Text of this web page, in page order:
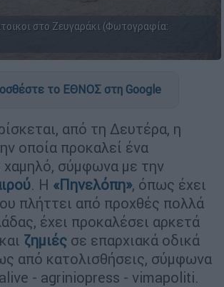
στο Ζευγαράκι (Φωτογραφία:
το ΕΘΝΟΣ στη Google
από τη Δευτέρα, η
οποία προκαλεί ένα
χαμηλό, σύμφωνα με την
. Η «Πηνελόπη», όπως έχει
πλήττει από προχθές πολλά
έχει προκαλέσει αρκετά
ζημιές σε επαρχιακά οδικά
από κατολισθήσεις, σύμφωνα
- agriniopress - vimapoliti.